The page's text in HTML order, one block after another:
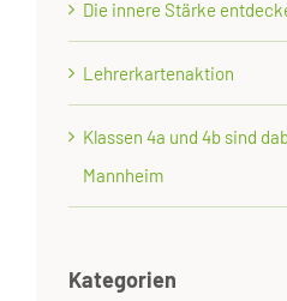
Die innere Stärke
Lehrerkartenaktion
Klassen 4a und 4b sind
Mannheim
Kategorien